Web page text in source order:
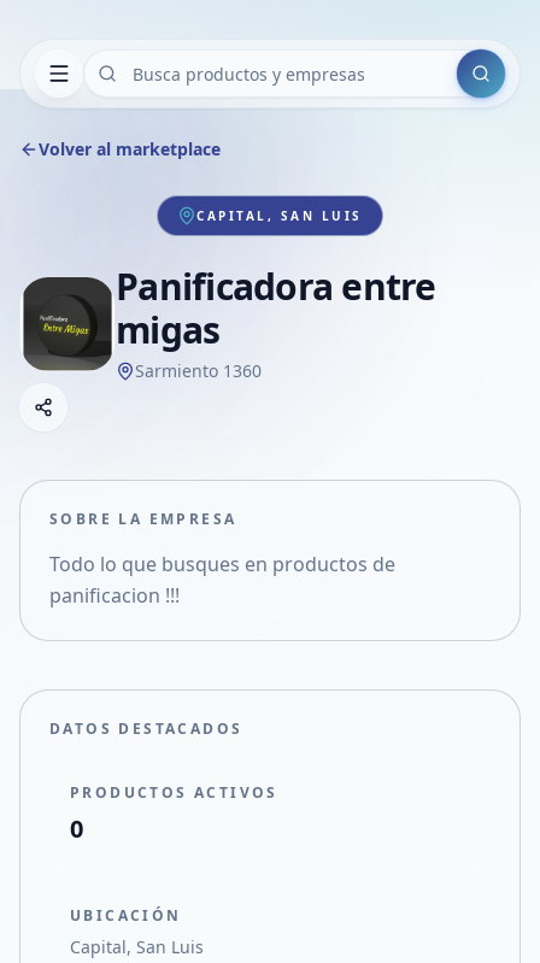
Buscar
Volver al marketplace
CAPITAL, SAN LUIS
Panificadora entre
migas
Sarmiento 1360
Compartir empresa
Compartir en X
SOBRE LA EMPRESA
Todo lo que busques en productos de
panificacion !!!
DATOS DESTACADOS
PRODUCTOS ACTIVOS
0
UBICACIÓN
Capital, San Luis